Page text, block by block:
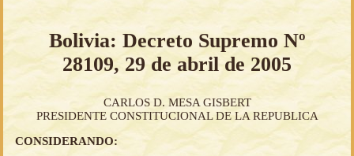
Bolivia: Decreto Supremo Nº
28109, 29 de abril de 2005
CARLOS D. MESA GISBERT
PRESIDENTE CONSTITUCIONAL DE LA REPUBLICA
CONSIDERANDO: